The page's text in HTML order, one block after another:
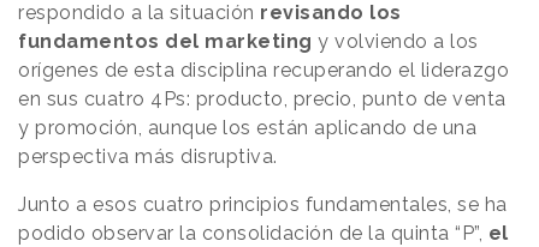
respondido a la situación revisando los
fundamentos del marketing y volviendo a los
orígenes de esta disciplina recuperando el liderazgo
en sus cuatro 4Ps: producto, precio, punto de venta
y promoción, aunque los están aplicando de una
perspectiva más disruptiva.
Junto a esos cuatro principios fundamentales, se ha
podido observar la consolidación de la quinta “P”, el